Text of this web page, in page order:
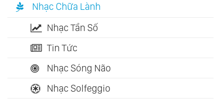
Nhạc Chữa Lành
Nhạc Tần Số
Tin Tức
Nhạc Sóng Não
Nhạc Solfeggio